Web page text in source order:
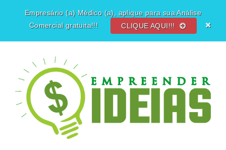
Empresário (a) Médico (a), aplique para sua Análise
Comercial gratuita!!!
CLIQUE AQUI!!!